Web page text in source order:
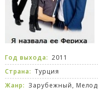
Год выхода: 2011
Страна: Турция
Жанр: Зарубежный,